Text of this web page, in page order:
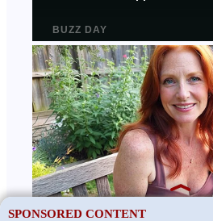
SPONSORED CONTENT